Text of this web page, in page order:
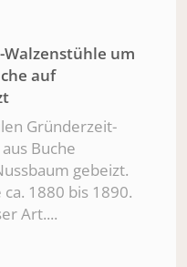
um
auf
Gründerzeit-
Buche
gebeizt.
1880 bis 1890.
Art....